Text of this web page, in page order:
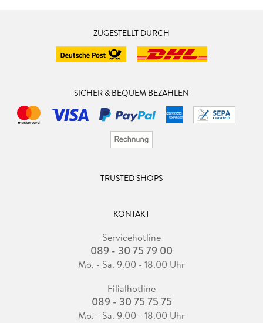
ZUGESTELLT DURCH
SICHER & BEQUEM BEZAHLEN
TRUSTED SHOPS
KONTAKT
Servicehotline
089 - 30 75 79 00
Mo. - Sa. 9.00 - 18.00 Uhr
Filialhotline
089 - 30 75 75 75
Mo. - Sa. 9.00 - 18.00 Uhr